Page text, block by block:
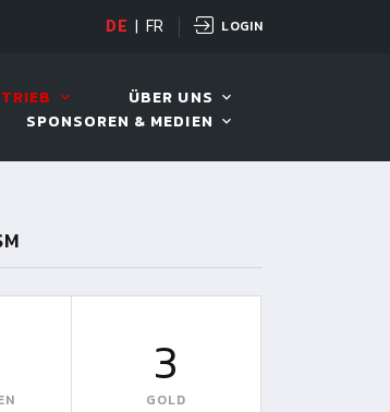
LIVE! VIVA OPEN
DE FR LOGIN
ÜBER UNS
SPONSOREN & MEDIEN
3
GOLD